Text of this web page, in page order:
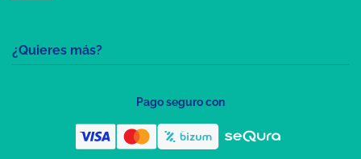
¿Quieres más?
Pago seguro con